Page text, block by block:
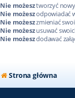
Nie możesztworzyć
Nie możeszodpowiadać
Nie możeszzmieniać
Nie możeszusuwać
Nie możeszdodawać
Strona główna